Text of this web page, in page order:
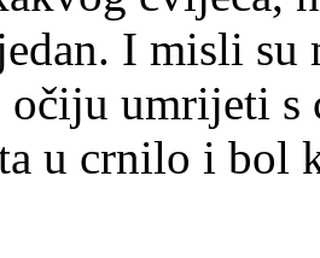
I misli su
umrijeti s
u crnilo i bol